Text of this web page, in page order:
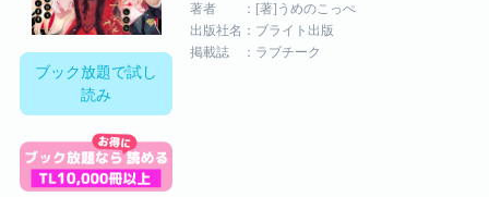
ブック放題で試し
読み
著者 ：[著]うめのこっぺ
出版社名：ブライト出版
掲載誌 ：ラブチーク